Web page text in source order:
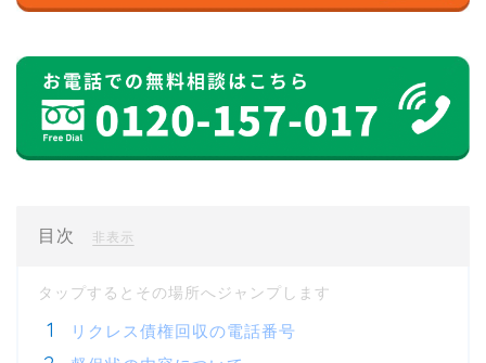
目次 非表示
リクレス債権回収の電話番号